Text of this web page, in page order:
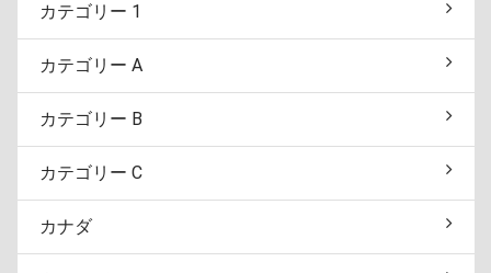
カテゴリー 1
カテゴリー A
カテゴリー B
カテゴリー C
カナダ